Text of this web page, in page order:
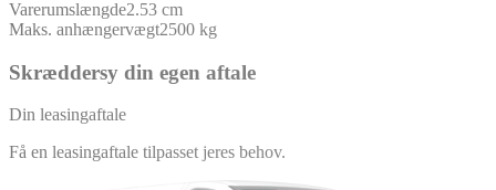
Varerumslængde2.53 cm
Maks. anhængervægt2500 kg
Skræddersy din egen aftale
Din leasingaftale
Få en leasingaftale tilpasset jeres behov.